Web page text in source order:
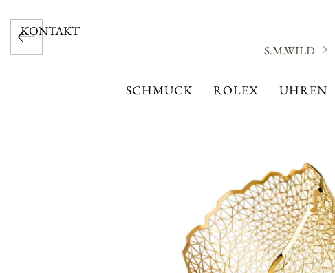
KONTAKT
SCHMUCK ROLEX UHREN
S.M.WILD